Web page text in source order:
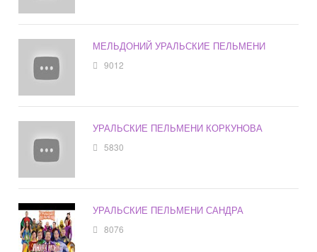
МЕЛЬДОНИЙ УРАЛЬСКИЕ ПЕЛЬМЕНИ
9012
УРАЛЬСКИЕ ПЕЛЬМЕНИ КОРКУНОВА
5830
УРАЛЬСКИЕ ПЕЛЬМЕНИ САНДРА
8076